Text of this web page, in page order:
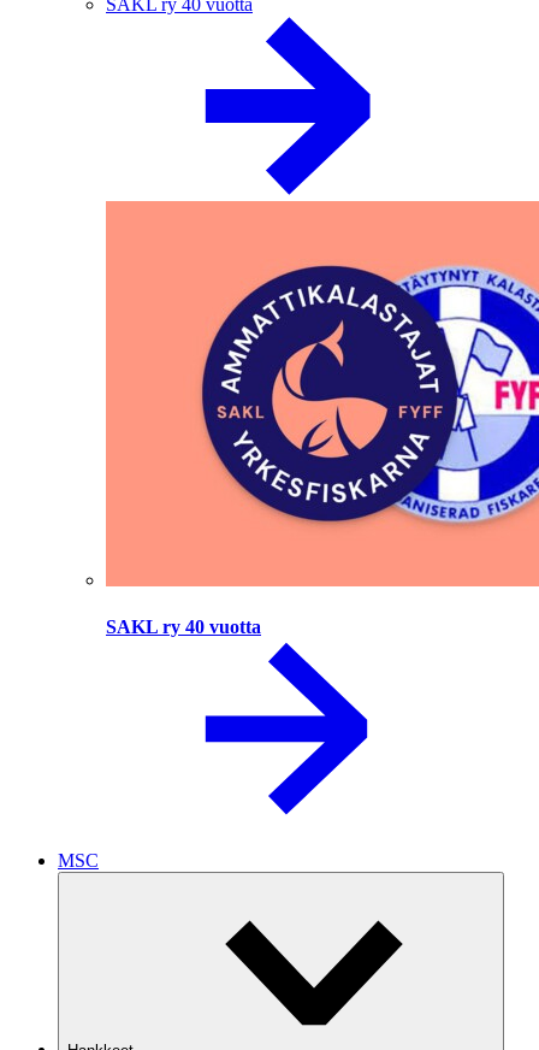
SAKL ry 40 vuotta
SAKL ry 40 vuotta
MSC